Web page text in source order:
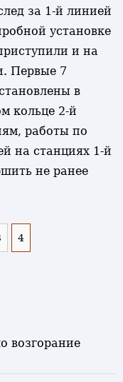
за 1-й линией
установке
и на
Первые 7
в
кольце 2-й
работы по
на станциях 1-й
не ранее
4
возгорание